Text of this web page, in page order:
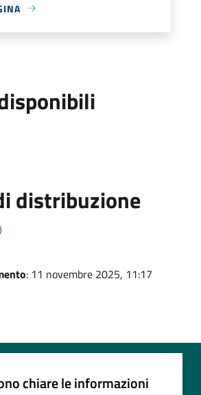
distribuzione
: 11 novembre 2025, 11:17
chiare le informazioni